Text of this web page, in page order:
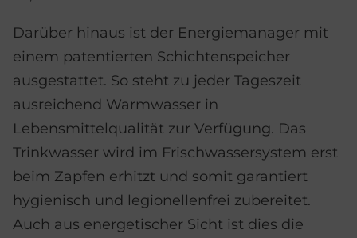
Darüber hinaus ist der Energiemanager mit
einem patentierten Schichtenspeicher
ausgestattet. So steht zu jeder Tageszeit
ausreichend Warmwasser in
Lebensmittelqualität zur Verfügung. Das
Trinkwasser wird im Frischwassersystem erst
beim Zapfen erhitzt und somit garantiert
hygienisch und legionellenfrei zubereitet.
Auch aus energetischer Sicht ist dies die